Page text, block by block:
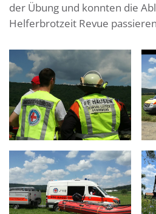
der Übung und konnten die
Helferbrotzeit Revue